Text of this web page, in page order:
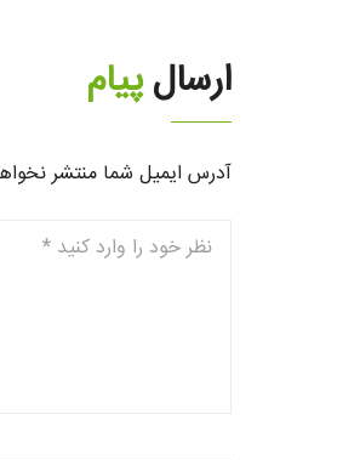
ارسالپیام
آدرس ایمیل شما منتشر